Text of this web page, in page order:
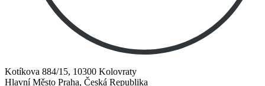
Kotíkova 884/15, 10300 Kolovraty
Hlavní Město Praha, Česká Republika